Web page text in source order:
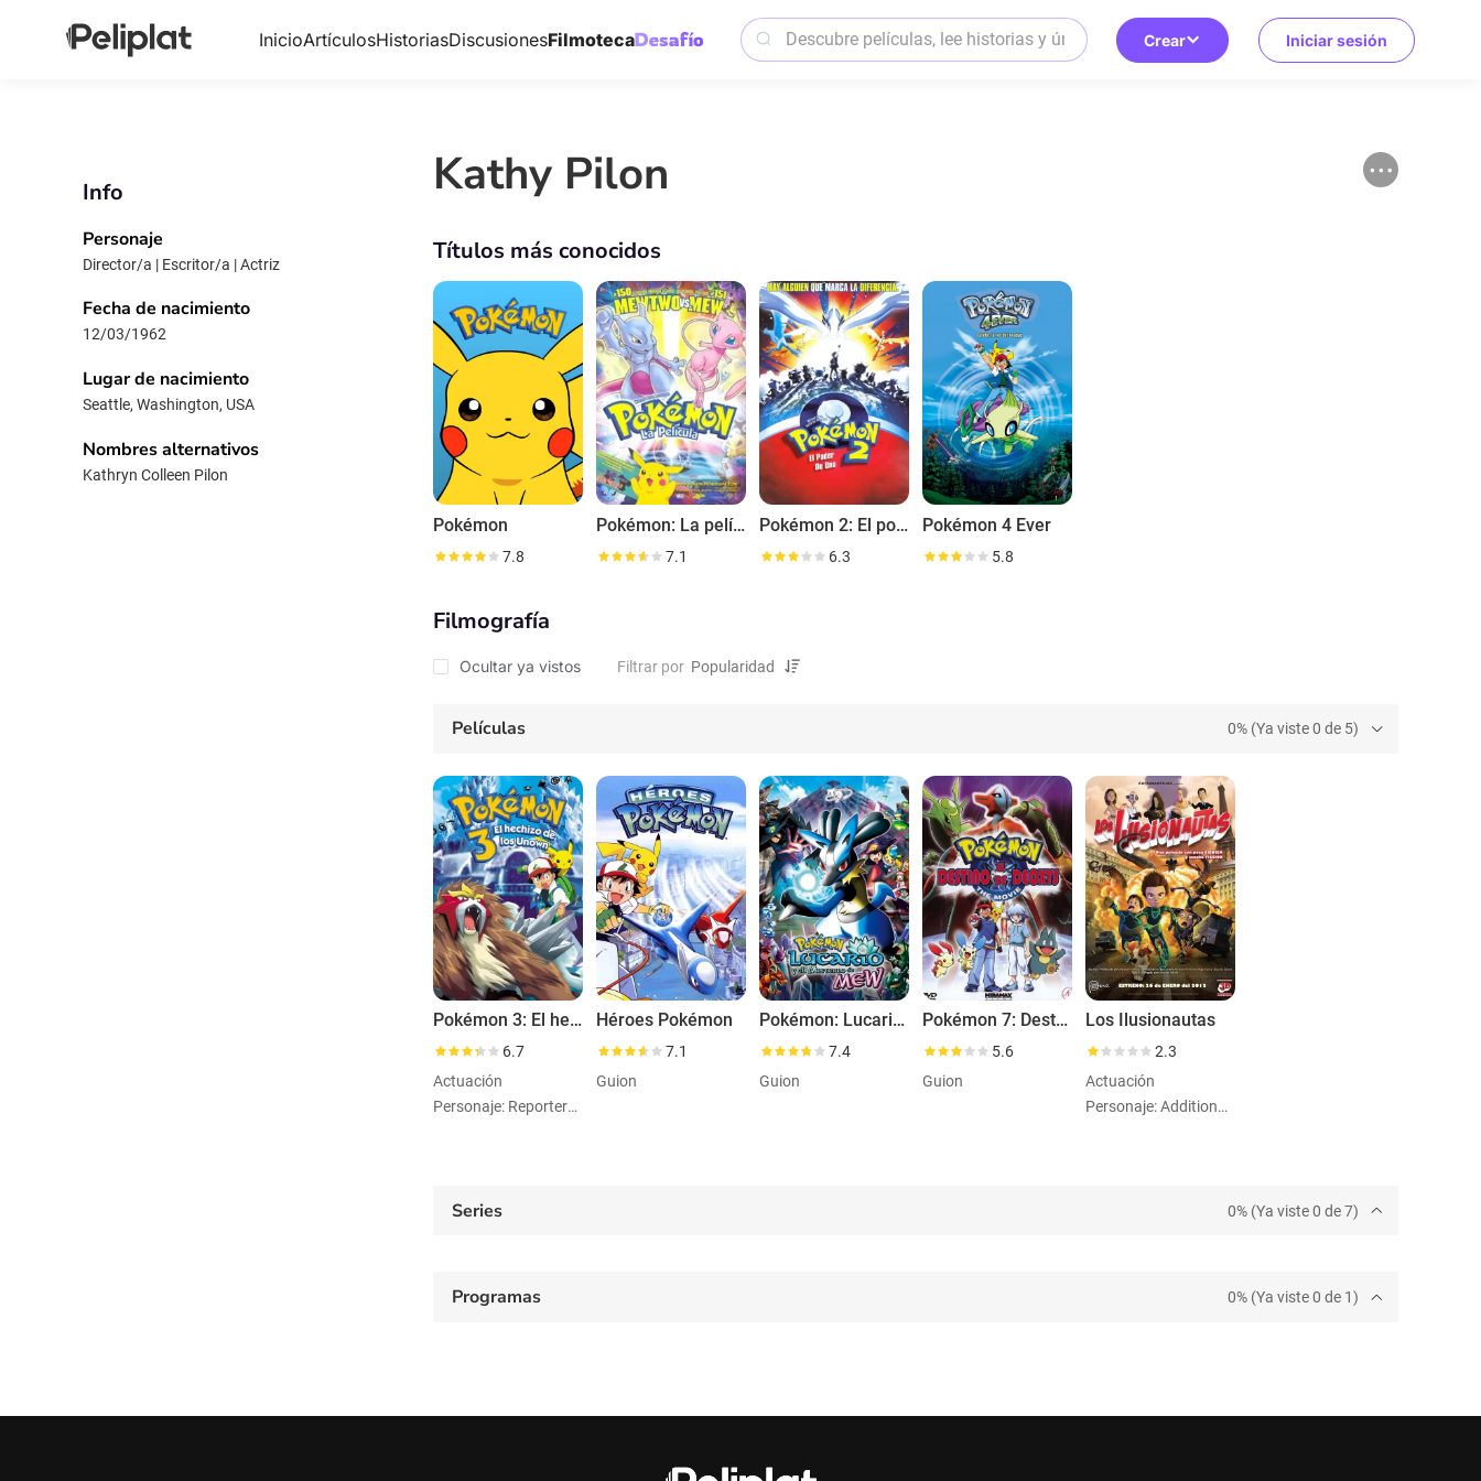
InicioArtículosHistoriasDiscusionesFilmoteca Crear Iniciar sesión
Info
Personaje
Director/a | Escritor/a | Actriz
Fecha de nacimiento
12/03/1962
Lugar de nacimiento
Seattle, Washington, USA
Nombres alternativos
Kathryn Colleen Pilon
Kathy Pilon
Títulos más conocidos
Pokémon
7.8
Pokémon: La película - Mewtwo vs. Mew
7.1
Pokémon 2: El poder de uno
6.3
Pokémon 4 Ever
5.8
Filmografía
Ocultar ya vistos Filtrar por
Películas 0% (Ya viste 0 de 5)
Pokémon 3: El hechizo de los unown
6.7
Actuación
Personaje: Reportervoice
Héroes Pokémon
7.1
Guion
Pokémon: Lucario y el misterio de Mew
7.4
Guion
Pokémon 7: Destino Deoxys
5.6
Guion
Los Ilusionautas
2.3
Actuación
Personaje: Additional Voices (voice)
Series 0% (Ya viste 0 de 7)
Programas 0% (Ya viste 0 de 1)